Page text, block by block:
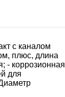
с каналом
плюс, длина
- коррозионная
для